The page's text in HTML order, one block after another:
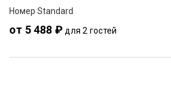
Номер Standard
от 5 488 ₽ для 2 гостей